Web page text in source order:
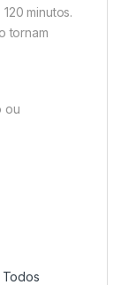
minutos.
tornam
ou
Todos